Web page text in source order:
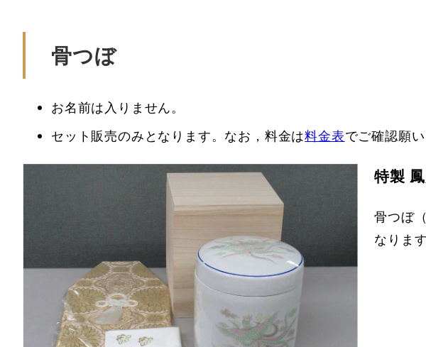
骨つぼ
お名前は入りません。
セット販売のみとなります。なお，料金は料金表でご確認願い
特製
骨つぼ
なります